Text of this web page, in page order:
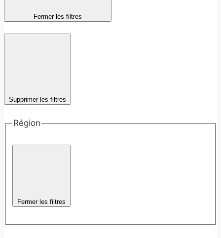
Fermer les filtres
Supprimer les filtres
Région
Fermer les filtres